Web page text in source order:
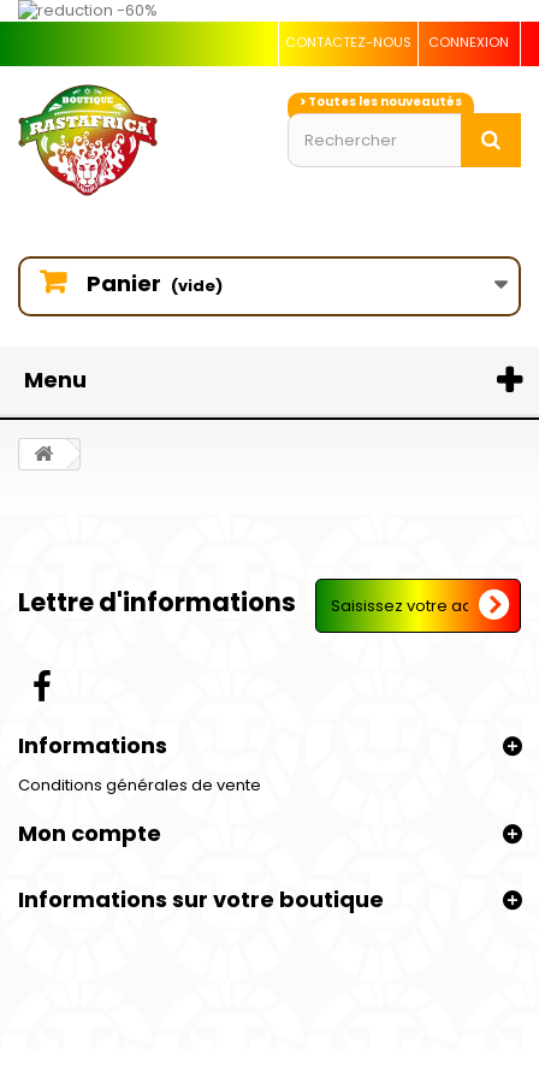
CONNEXION
CONTACTEZ-NOUS
> Toutes les nouveautés
Panier (vide)
Menu
Lettre d'informations
Informations
Conditions générales de vente
Mon compte
Informations sur votre boutique